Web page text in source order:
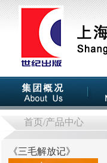
首页/产品中心
《三毛解放记》